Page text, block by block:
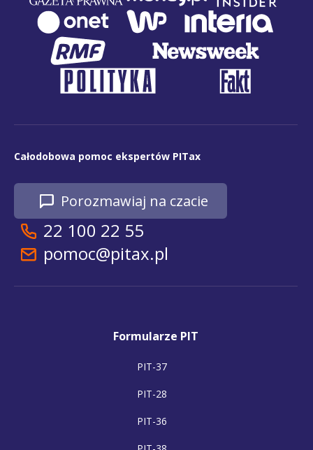
Całodobowa pomoc ekspertów PITax
Porozmawiaj na czacie
22 100 22 55
pomoc@pitax.pl
Formularze PIT
PIT-37
PIT-28
PIT-36